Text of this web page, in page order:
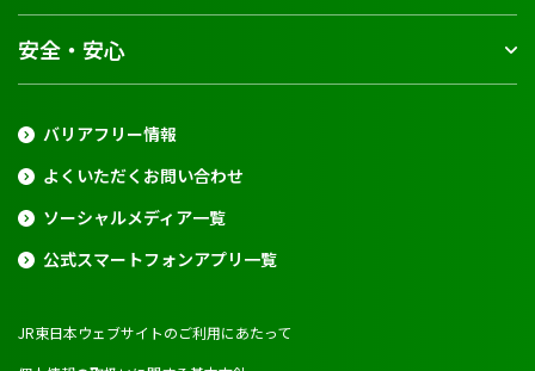
安全・安心
バリアフリー情報
よくいただくお問い合わせ
ソーシャルメディア一覧
公式スマートフォンアプリ一覧
JR東日本ウェブサイトのご利用にあたって